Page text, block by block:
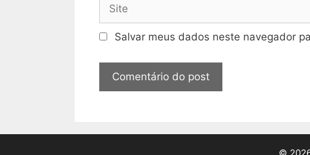
Salvar meus dados neste navegador
©